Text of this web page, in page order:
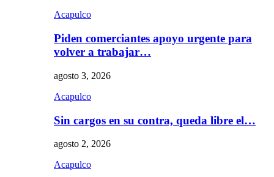
Acapulco
Piden comerciantes apoyo urgente para
volver a trabajar…
agosto 3, 2026
Acapulco
Sin cargos en su contra, queda libre el…
agosto 2, 2026
Acapulco